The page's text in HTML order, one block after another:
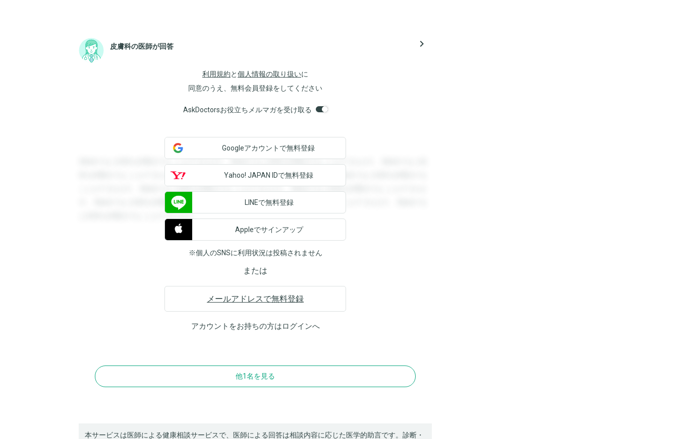
皮膚科の医師が回答 navigate_next
利用規約と個人情報の取り扱いに
同意のうえ、無料会員登録をしてください
AskDoctorsお役立ちメルマガを受け取る
登録すると回答を閲覧することができます。登録すると回答を閲覧することができます。登録すると回
答を閲覧することができます。登録すると回答を閲覧することができます。登録すると回答を閲覧する
ことができます。登録すると回答を閲覧することができます。登録すると回答を閲覧することができま
す。登録すると回答を閲覧することができます。登録すると回答を閲覧することができます。登録する
と回答を閲覧することができます。
Googleアカウントで無料登録
Yahoo! JAPAN IDで無料登録
LINEで無料登録
Appleでサインアップ
※個人のSNSに利用状況は投稿されません
または
メールアドレスで無料登録
アカウントをお持ちの方はログインへ
他1名を見る
本サービスは医師による健康相談サービスで、医師による回答は相談内容に応じた医学的助言です。診断・